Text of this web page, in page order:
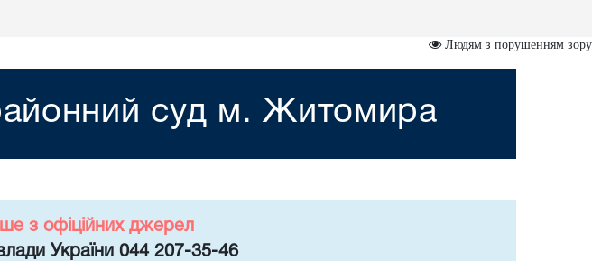
Людям з порушенням зору
суд м. Житомира
з офіційних джерел
України 044 207-35-46